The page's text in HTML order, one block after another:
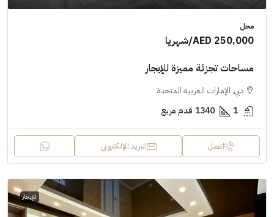
محل
AED 250,000/شهريا
مساحات تجزئة مميزة للإيجار
دبي, الإمارات العربية المتحدة
1
1340 قدم مربع
اتصل البريد الإلكتروني
للإيجار